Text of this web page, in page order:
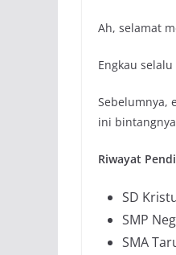
Ah, selamat
Engkau
Sebelumnya,
ini
Riwayat
SD
SMP
SMA